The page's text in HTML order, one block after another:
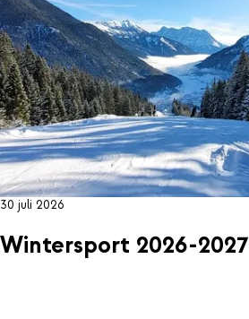
30 juli 2026
Wintersport 2026-2027